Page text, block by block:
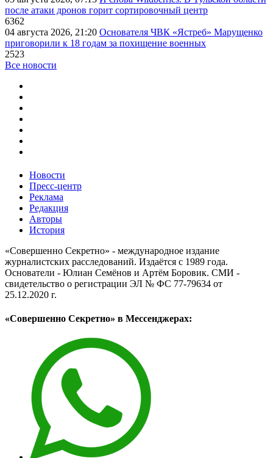
после атаки дронов горит сортировочный центр
6362
04 августа 2026, 21:20 Основателя ЧВК «Ястреб» Марущенко
приговорили к 18 годам за похищение военных
2523
Все новости
Новости
Пресс-центр
Реклама
Редакция
Авторы
История
«Совершенно Секретно» - международное издание
журналистских расследований. Издаётся с 1989 года.
Основатели - Юлиан Семёнов и Артём Боровик. CМИ -
свидетельство о регистрации ЭЛ № ФС 77-79634 от
25.12.2020 г.
«Совершенно Секретно» в Мессенджерах: